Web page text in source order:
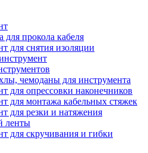
для прокола кабеля
для снятия изоляции
чемоданы для инструмента
для опрессовки наконечников
для монтажа кабельных стяжек
для резки и натяжения
ленты
для скручивания и гибки